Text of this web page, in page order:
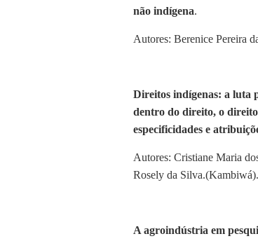
não indígena.
Autores: Berenice Pereira
Direitos indígenas: a luta
dentro do direito, o direito
especificidades e
Autores: Cristiane Maria
Rosely da Silva.(Kambiwá).
A agroindústria em